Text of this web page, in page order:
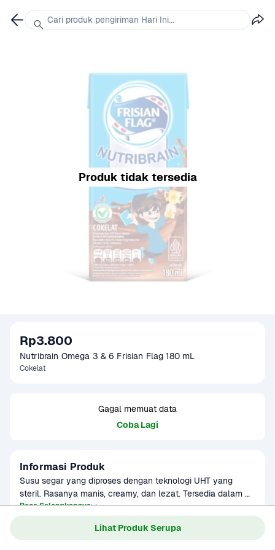
Lihat Produk Serupa
Produk tidak tersedia
Rp3.800
Nutribrain Omega 3 & 6 Frisian Flag 180 mL
Cokelat
Gagal memuat data
Coba Lagi
Informasi Produk
Susu segar yang diproses dengan teknologi UHT yang
steril. Rasanya manis, creamy, dan lezat. Tersedia dalam
berbagai rasa yang enak. Cocok untuk minuman sehat
keluarga. Disajikan dingin lebih nikmat.
Diformulasikan khusus untuk memenuhi kebutuhan susu
Baca Selengkapnya
Kategori Ibu & Bayi
Cari produk pengiriman Hari Ini...